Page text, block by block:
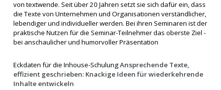
von textwende. Seit über 20 Jahren setzt sie sich dafür ein, dass
die Texte von Unternehmen und Organisationen verständlicher,
lebendiger und individueller werden. Bei ihren Seminaren ist der
praktische Nutzen für die Seminar-Teilnehmer das oberste Ziel -
bei anschaulicher und humorvoller Präsentation
Eckdaten für die Inhouse-SchulungAnsprechende Texte,
effizient geschrieben: Knackige Ideen für wiederkehrende
Inhalte entwickeln